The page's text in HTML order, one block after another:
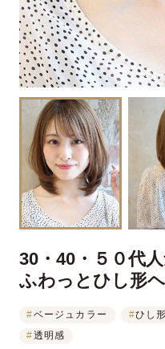
30・40・５０代
ふわっとひし形
#ベージュカラー #ひし形
#透明感